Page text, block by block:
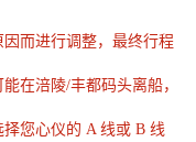
而进行调整，最终行程
在涪陵/丰都码头离船，
您心仪的 A 线或 B 线